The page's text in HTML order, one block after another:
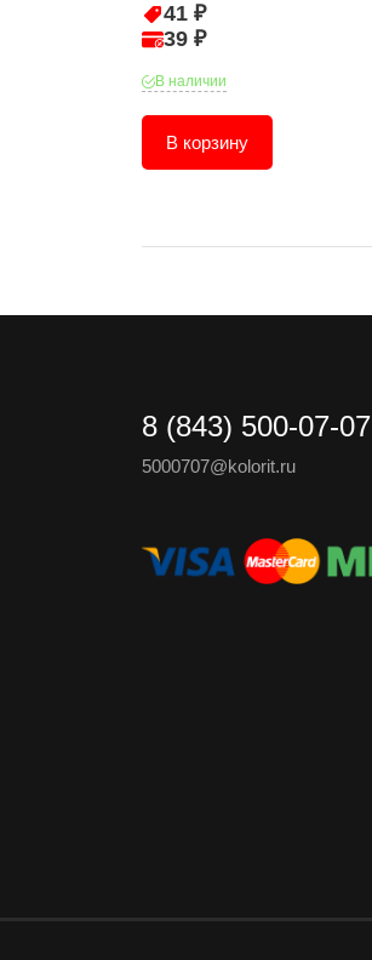
41 ₽
39 ₽
В наличии
В корзину
8 (843) 500-07-07
5000707@kolorit.ru